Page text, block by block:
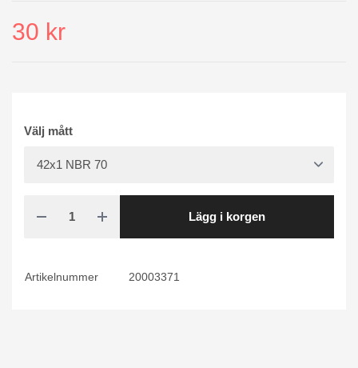
30 kr
Välj mått
Lägg i korgen
Artikelnummer 20003371